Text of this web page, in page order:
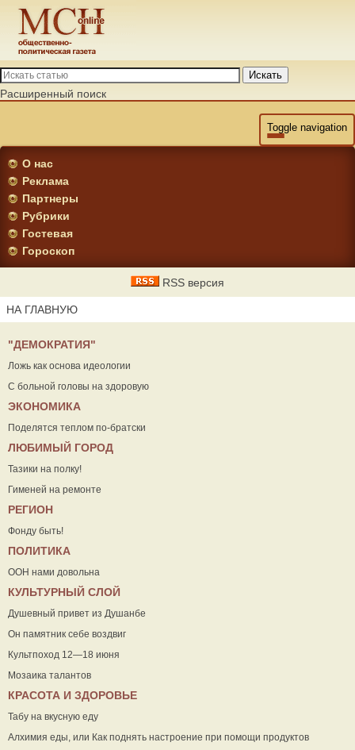
Искать
Расширенный поиск
Toggle navigation
О нас
Реклама
Партнеры
Рубрики
Гостевая
Гороскоп
RSS версия
НА ГЛАВНУЮ
"ДЕМОКРАТИЯ"
Ложь как основа идеологии
С больной головы на здоровую
ЭКОНОМИКА
Поделятся теплом по-братски
ЛЮБИМЫЙ ГОРОД
Тазики на полку!
Гименей на ремонте
РЕГИОН
Фонду быть!
ПОЛИТИКА
ООН нами довольна
КУЛЬТУРНЫЙ СЛОЙ
Душевный привет из Душанбе
Он памятник себе воздвиг
Культпоход 12—18 июня
Мозаика талантов
КРАСОТА И ЗДОРОВЬЕ
Табу на вкусную еду
Алхимия еды, или Как поднять настроение при помощи продуктов